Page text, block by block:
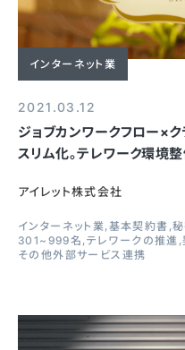
インターネット業
2021.03.12
ジョブカンワークフロー×
スリム化。テレワーク環境
アイレット株式会社
インターネット業 基本契約書
301~999名 テレワークの推進
その他外部サービス連携